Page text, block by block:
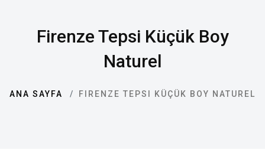
Firenze Tepsi Küçük Boy
Naturel
ANA SAYFA FIRENZE TEPSI KÜÇÜK BOY NATUREL